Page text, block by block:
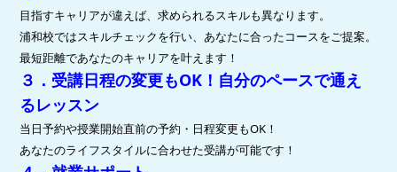
目指すキャリアが違えば、求められるスキルも異なります。
浦和校ではスキルチェックを行い、あなたに合ったコースをご提案。
最短距離であなたのキャリアを叶えます！
３．受講日程の変更もOK！自分のペースで通え
るレッスン
当日予約や授業開始直前の予約・日程変更もOK！
あなたのライフスタイルに合わせた受講が可能です！